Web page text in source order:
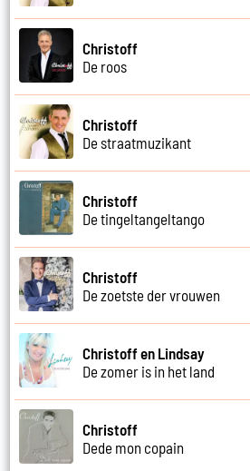
Christoff
De roos
Christoff
De straatmuzikant
Christoff
De tingeltangeltango
Christoff
De zoetste der vrouwen
Christoff en Lindsay
De zomer is in het land
Christoff
Dede mon copain